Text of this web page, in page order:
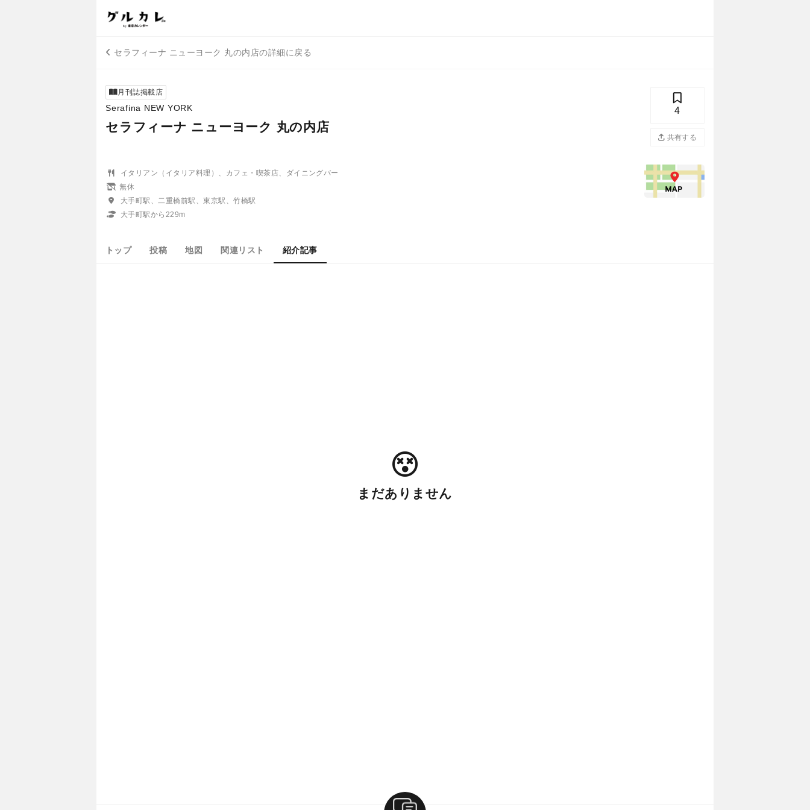
セラフィーナ ニューヨーク 丸の内店の詳細に戻る
月刊誌掲載店
Serafina NEW YORK
セラフィーナ ニューヨーク 丸の内店
4
共有する
イタリアン（イタリア料理）、カフェ・喫茶店、ダイニングバー
無休
大手町駅、二重橋前駅、東京駅、竹橋駅
大手町駅から229m
トップ 投稿 地図 関連リスト 紹介記事
まだありません